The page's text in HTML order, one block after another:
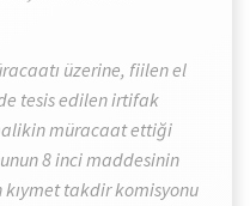
üzerine, fiilen el
tesis edilen irtifak
müracaat ettiği
8 inci maddesinin
kıymet takdir komisyonu